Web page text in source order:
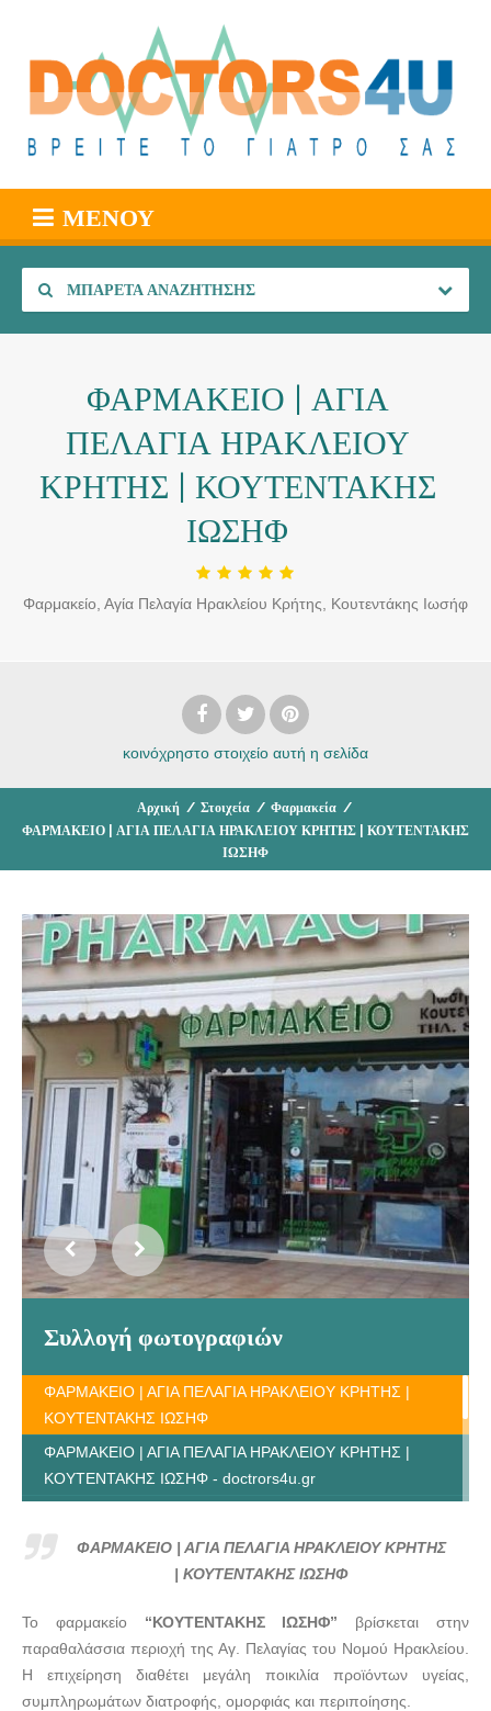
ΜΕΝΟΎ
ΜΠΑΡΈΤΑ ΑΝΑΖΉΤΗΣΗΣ
ΦΑΡΜΑΚΕΙΟ | ΑΓΙΑ
ΠΕΛΑΓΙΑ ΗΡΑΚΛΕΙΟΥ
ΚΡΗΤΗΣ | ΚΟΥΤΕΝΤΑΚΗΣ
ΙΩΣΗΦ
Φαρμακείο, Αγία Πελαγία Ηρακλείου Κρήτης, Κουτεντάκης Ιωσήφ
κοινόχρηστο στοιχείο αυτή η σελίδα
Αρχική / Στοιχεία / Φαρμακεία /
ΦΑΡΜΑΚΕΙΟ | ΑΓΙΑ ΠΕΛΑΓΙΑ ΗΡΑΚΛΕΙΟΥ ΚΡΗΤΗΣ | ΚΟΥΤΕΝΤΑΚΗΣ
ΙΩΣΗΦ
Συλλογή φωτογραφιών
ΦΑΡΜΑΚΕΙΟ | ΑΓΙΑ ΠΕΛΑΓΙΑ ΗΡΑΚΛΕΙΟΥ ΚΡΗΤΗΣ |
ΚΟΥΤΕΝΤΑΚΗΣ ΙΩΣΗΦ
ΦΑΡΜΑΚΕΙΟ | ΑΓΙΑ ΠΕΛΑΓΙΑ ΗΡΑΚΛΕΙΟΥ ΚΡΗΤΗΣ |
ΚΟΥΤΕΝΤΑΚΗΣ ΙΩΣΗΦ - doctrors4u.gr
ΚΟΥΤΕΝΤΑΚΗΣ ΙΩΣΗΦ - doctrors4u.gr
ΦΑΡΜΑΚΕΙΟ | ΑΓΙΑ ΠΕΛΑΓΙΑ ΗΡΑΚΛΕΙΟΥ ΚΡΗΤΗΣ |
ΦΑΡΜΑΚΕΙΟ | ΑΓΙΑ ΠΕΛΑΓΙΑ ΗΡΑΚΛΕΙΟΥ ΚΡΗΤΗΣ |
ΚΟΥΤΕΝΤΑΚΗΣ ΙΩΣΗΦ - doctrors4u.gr
ΦΑΡΜΑΚΕΙΟ | ΑΓΙΑ ΠΕΛΑΓΙΑ ΗΡΑΚΛΕΙΟΥ ΚΡΗΤΗΣ |
ΦΑΡΜΑΚΕΙΟ | ΑΓΙΑ ΠΕΛΑΓΙΑ ΗΡΑΚΛΕΙΟΥ ΚΡΗΤΗΣ
| ΚΟΥΤΕΝΤΑΚΗΣ ΙΩΣΗΦ
Το φαρμακείο “ΚΟΥΤΕΝΤΑΚΗΣ ΙΩΣΗΦ” βρίσκεται στην
παραθαλάσσια περιοχή της Αγ. Πελαγίας του Νομού Ηρακλείου.
Η επιχείρηση διαθέτει μεγάλη ποικιλία προϊόντων υγείας,
συμπληρωμάτων διατροφής, ομορφιάς και περιποίησης.